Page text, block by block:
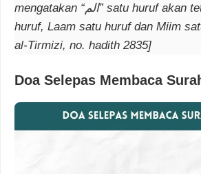
mengatakan “الم” satu huruf akan tetapi Alif satu
huruf, Laam satu huruf dan Miim
al-Tirmizi, no. hadith 2835]
Doa Selepas Membaca